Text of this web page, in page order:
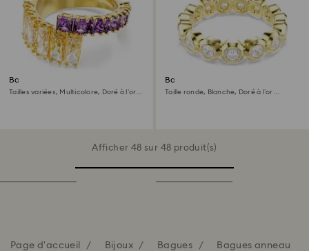
Bague Matrix
Tailles variées, Multicolore, Doré à l’or
Bague Imber
Taille ronde, Blanche, Doré à l’or
Afficher 48 sur 48 produit(s)
Page d'accueil Bijoux Bagues Bagues anneau